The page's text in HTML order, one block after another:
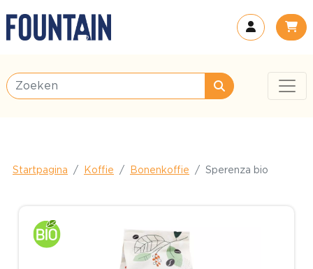
Startpagina Koffie Bonenkoffie Sperenza bio